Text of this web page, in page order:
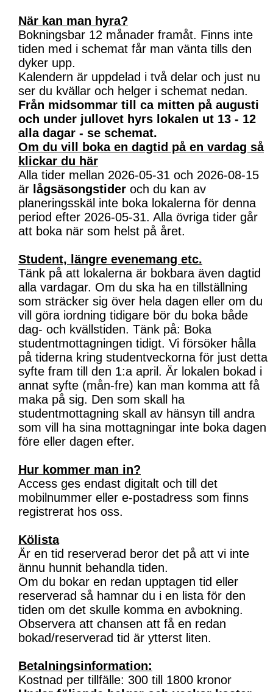
När kan man hyra?
Bokningsbar 12 månader framåt. Finns inte
tiden med i schemat får man vänta tills den
dyker upp.
Kalendern är uppdelad i två delar och just nu
ser du kvällar och helger i schemat nedan.
Från midsommar till ca mitten på augusti
och under jullovet hyrs lokalen ut 13 - 12
alla dagar - se schemat.
Om du vill boka en dagtid på en vardag så
klickar du här
Alla tider mellan 2026-05-31 och 2026-08-15
är lågsäsongstider och du kan av
planeringsskäl inte boka lokalerna för denna
period efter 2026-05-31. Alla övriga tider går
att boka när som helst på året.
Student, längre evenemang etc.
Tänk på att lokalerna är bokbara även dagtid
alla vardagar. Om du ska ha en tillställning
som sträcker sig över hela dagen eller om du
vill göra iordning tidigare bör du boka både
dag- och kvällstiden. Tänk på: Boka
studentmottagningen tidigt. Vi försöker hålla
på tiderna kring studentveckorna för just detta
syfte fram till den 1:a april. Är lokalen bokad i
annat syfte (mån-fre) kan man komma att få
maka på sig. Den som skall ha
studentmottagning skall av hänsyn till andra
som vill ha sina mottagningar inte boka dagen
före eller dagen efter.
Hur kommer man in?
Access ges endast digitalt och till det
mobilnummer eller e-postadress som finns
registrerat hos oss.
Kölista
Är en tid reserverad beror det på att vi inte
ännu hunnit behandla tiden.
Om du bokar en redan upptagen tid eller
reserverad så hamnar du i en lista för den
tiden om det skulle komma en avbokning.
Observera att chansen att få en redan
bokad/reserverad tid är ytterst liten.
Betalningsinformation:
Kostnad per tillfälle: 300 till 1800 kronor